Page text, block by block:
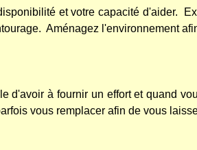
et votre capacité d'aider.
Aménagez l'environnement
d'avoir à fournir un effort et quand
vous remplacer afin de vous